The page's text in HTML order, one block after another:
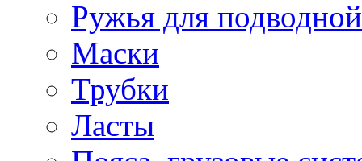
Ружья для
Маски
Трубки
Ласты